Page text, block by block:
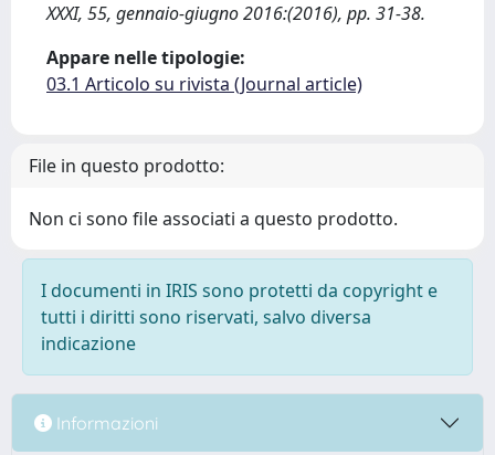
XXXI, 55, gennaio-giugno 2016:(2016), pp. 31-38.
Appare nelle tipologie:
03.1 Articolo su rivista (Journal article)
File in questo prodotto:
Non ci sono file associati a questo prodotto.
I documenti in IRIS sono protetti da copyright e
tutti i diritti sono riservati, salvo diversa
indicazione
Informazioni